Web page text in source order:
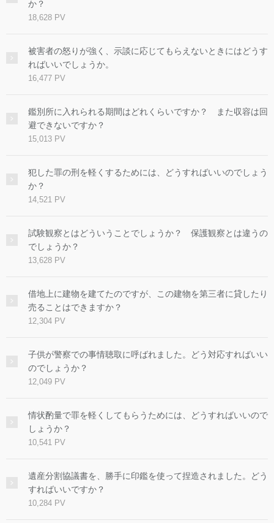
か？
18,628 PV
被害者の怒りが強く、示談に応じてもらえないときにはどうす
ればいいでしょうか。
16,477 PV
鑑別所に入れられる期間はどれくらいですか？ また収容は回
避できないですか？
15,013 PV
犯した罪の刑を軽くするためには、どうすればいいのでしょう
か？
14,521 PV
試験観察とはどういうことでしょうか？ 保護観察とは違うの
でしょうか？
13,628 PV
借地上に建物を建てたのですが、この建物を第三者に貸したり
売ることはできますか？
12,304 PV
子供が警察での事情聴取に呼ばれました。どう対応すればいい
のでしょうか？
12,049 PV
情状酌量で罪を軽くしてもらうためには、どうすればいいので
しょうか？
10,541 PV
遺産分割協議書を、勝手に印鑑を使って捏造されました。どう
すればいいですか？
10,284 PV